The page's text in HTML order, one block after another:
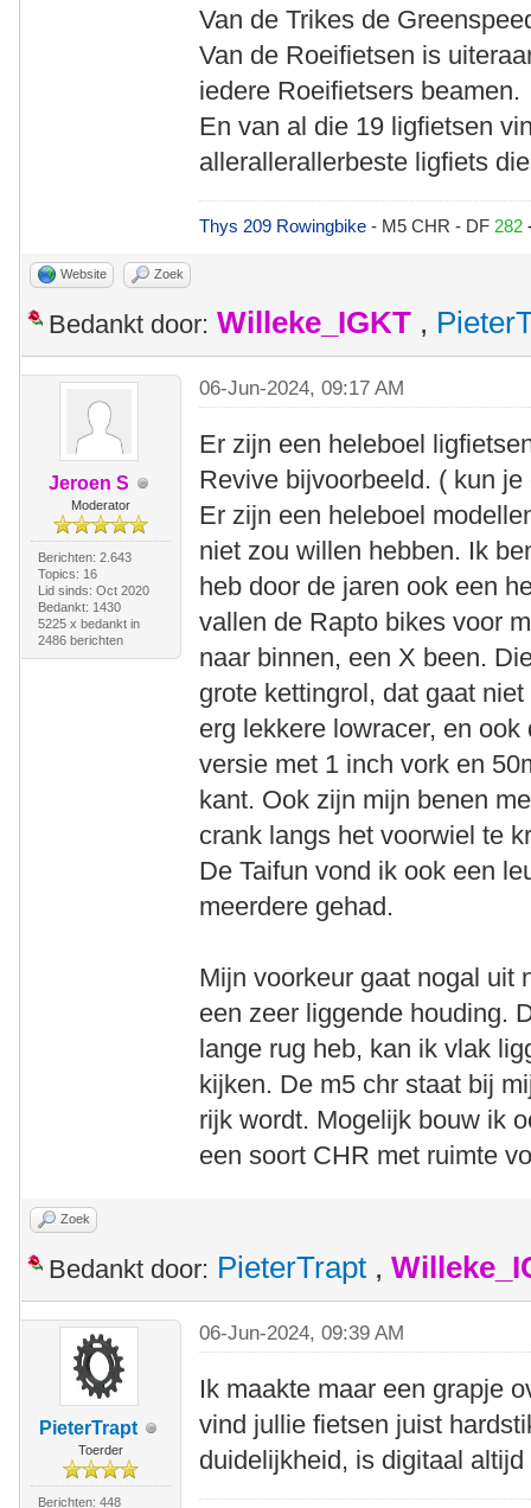
Van de Trikes de
Van de Roeifietsen is
iedere Roeifietsers beamen.
En van al die 19 ligfietsen
allerallerallerbeste ligfiets
Thys 209 Rowingbike- M5 CHR - DF 282
Website Zoek
Bedankt door: Willeke_IGKT ,
Jeroen S
Moderator
Berichten: 2.643
Topics: 16
Lid sinds: Oct 2020
Bedankt: 1430
5225 x bedankt in
2486 berichten
06-Jun-2024, 09:17 AM
Er zijn een heleboel
Revive bijvoorbeeld. ( kun
Er zijn een heleboel
niet zou willen hebben. Ik
heb door de jaren ook een
vallen de Rapto bikes voor
naar binnen, een X been.
grote kettingrol, dat gaat
erg lekkere lowracer, en
versie met 1 inch vork en
kant. Ook zijn mijn benen
crank langs het voorwiel te
De Taifun vond ik ook een
meerdere gehad.
Mijn voorkeur gaat nogal uit
een zeer liggende houding.
lange rug heb, kan ik vlak
kijken. De m5 chr staat bij
rijk wordt. Mogelijk bouw ik
een soort CHR met ruimte
Zoek
Bedankt door: PieterTrapt ,
PieterTrapt
Toerder
Berichten: 448
06-Jun-2024, 09:39 AM
Ik maakte maar een grapje
vind jullie fietsen juist
duidelijkheid, is digitaal